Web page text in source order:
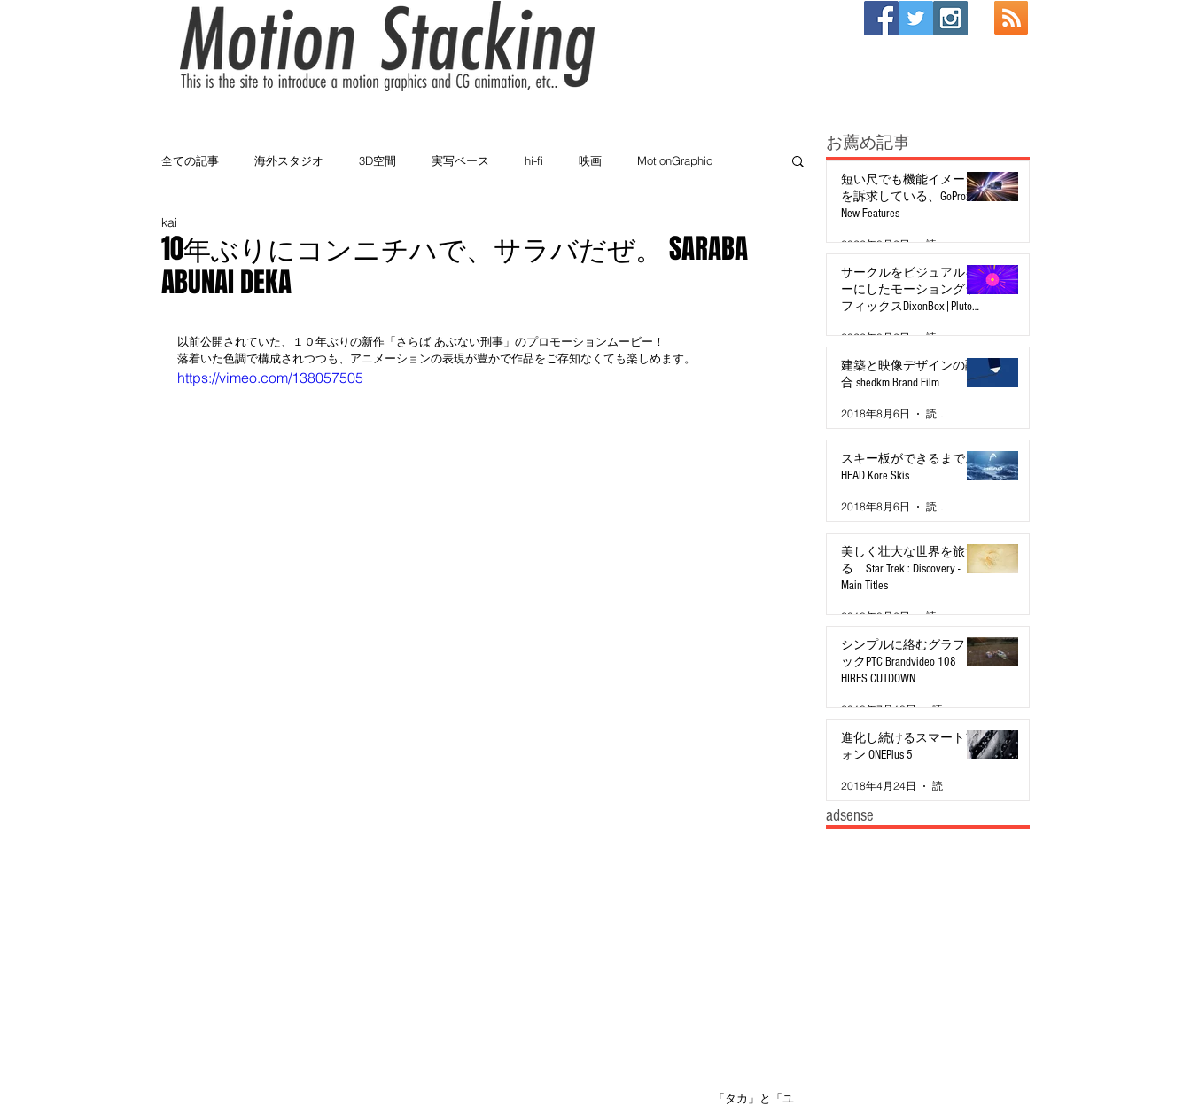
全ての記事 海外スタジオ 3D空間 実写ベース hi-fi 映画 MotionGraphic
10年ぶりにコンニチハで、サラバだぜ。 SARABA
ABUNAI DEKA
kai
以前公開されていた、１０年ぶりの新作「さらば あぶない刑事」のプロモーションムービー！
落着いた色調で構成されつつも、アニメーションの表現が豊かで作品をご存知なくても楽しめます。
https://vimeo.com/138057505
「タカ」と「ユ
adsense
短い尺でも機能イメージ
を訴求している、GoPro:
New Features
2022年8月2日 読了時間: 2分
サークルをビジュアルキ
ーにしたモーショングラ
フィックスDixonBox|Pluto
2022年8月2日 読了時間: 2分
建築と映像デザインの融
合 shedkm Brand Film
2018年8月6日
スキー板ができるまで。
HEAD Kore Skis
2018年8月6日
美しく壮大な世界を旅す
る Star Trek : Discovery -
Main Titles
2018年8月6日 読了時間: 2分
シンプルに絡むグラフィ
ックPTC Brandvideo 108
HIRES CUTDOWN
2018年7月18日 読了時間: 3分
進化し続けるスマートフ
ォン ONEPlus 5
2018年4月24日
お薦め記事